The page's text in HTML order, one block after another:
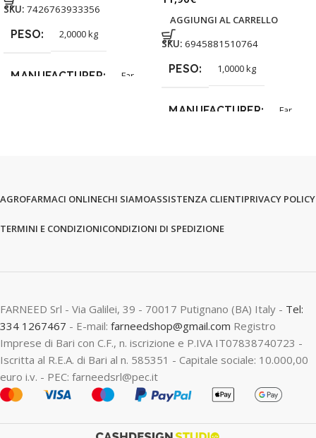
SKU: 7426763933356
PESO 2,0000 kg
MANUFACTURER Far
AGGIUNGI AL CARRELLO
SKU: 6945881510764
PESO 1,0000 kg
MANUFACTURER Far
AGROFARMACI ONLINECHI SIAMOASSISTENZA CLIENTIPRIVACY POLICY
TERMINI E CONDIZIONICONDIZIONI DI SPEDIZIONE
FARNEED Srl - Via Galilei, 39 - 70017 Putignano (BA) Italy - Tel:
334 1267467 - E-mail: farneedshop@gmail.com Registro
Imprese di Bari con C.F., n. iscrizione e P.IVA IT07838740723 -
Iscritta al R.E.A. di Bari al n. 585351 - Capitale sociale: 10.000,00
euro i.v. - PEC: farneedsrl@pec.it